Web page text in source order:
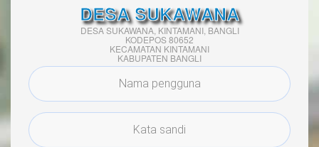
DESA SUKAWANA
DESA SUKAWANA, KINTAMANI, BANGLI
KODEPOS 80652
KECAMATAN KINTAMANI
KABUPATEN BANGLI